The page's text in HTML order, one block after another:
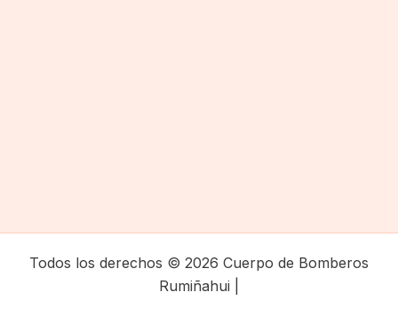
Todos los derechos © 2026 Cuerpo de Bomberos
Rumiñahui |